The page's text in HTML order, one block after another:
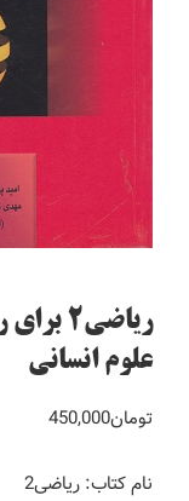
علوم انسانی
تومان450,000
نام کتاب: ریاضی2